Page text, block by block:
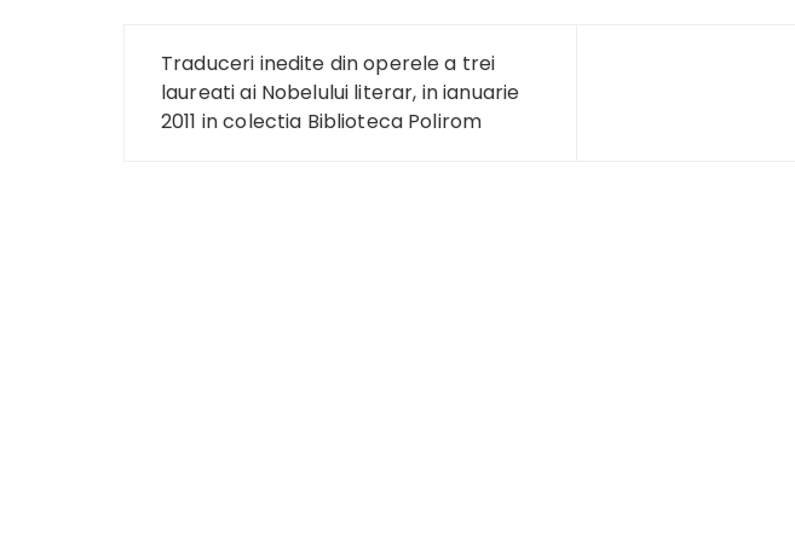
Navigare
articole
Traduceri inedite din operele a trei
laureati ai Nobelului literar, in ianuarie
2011 in colectia Biblioteca Polirom